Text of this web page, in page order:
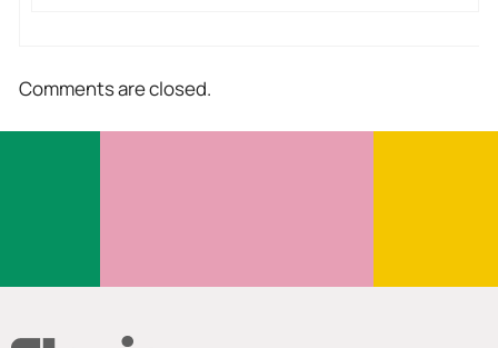
Comments are closed.